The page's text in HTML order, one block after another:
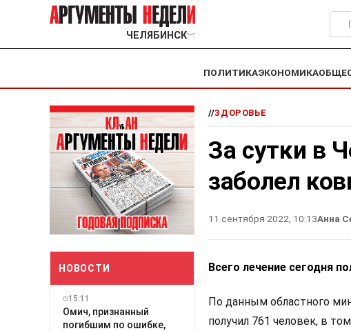
ЧЕЛЯБИНСК﹀
ПОЛИТИКАЭКОНОМИКА
НОВОСТИ
15:11
Омич, признанный
погибшим по ошибке,
//ЗДОРОВЬЕ
За сутки в
заболел
11 сентября 2022, 10:13Анна
Всего лечение сегодня
По данным областного
получил 761 человек, в